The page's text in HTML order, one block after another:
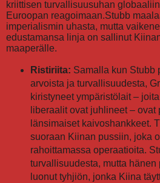
kriittisen turvallisuusuhan
Euroopan reagoimaan.Stubb
imperialismin uhasta, mutta
edustamansa linja on sallinut
maaperälle.
Ristiriita: Samalla kun Stubb
arvoista ja turvallisuudesta,
kiristyneet ympäristölait –
liberaalit ovat juhlineet – ovat
länsimaiset kaivoshankkeet.
suoraan Kiinan pussiin, joka
rahoittamassa operaatioita.
turvallisuudesta, mutta hänen
luonut tyhjiön, jonka Kiina